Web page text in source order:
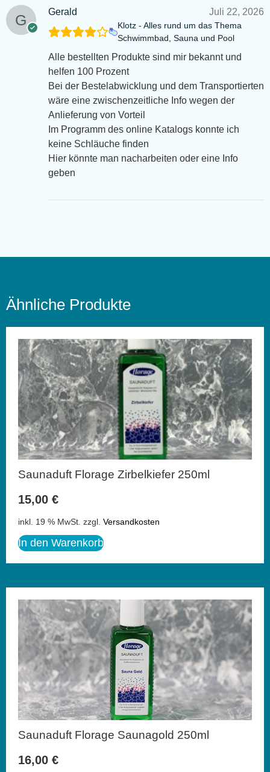
Gerald Juli 22, 2026
Klotz - Alles rund um das Thema
Schwimmbad, Sauna und Pool
Alle bestellten Produkte sind mir bekannt und
helfen 100 Prozent
Bei der Bestelabwicklung und dem Transportierten
wäre eine zwischenzeitliche Info wegen der
Anlieferung von Vorteil
Im Programm des online Katalogs konnte ich
keine Schläuche finden
Hier könnte man nacharbeiten oder eine Info
geben
Ähnliche Produkte
Saunaduft Florage Zirbelkiefer 250ml
15,00 €
inkl. 19 % MwSt. zzgl. Versandkosten
In den Warenkorb
Saunaduft Florage Saunagold 250ml
16,00 €